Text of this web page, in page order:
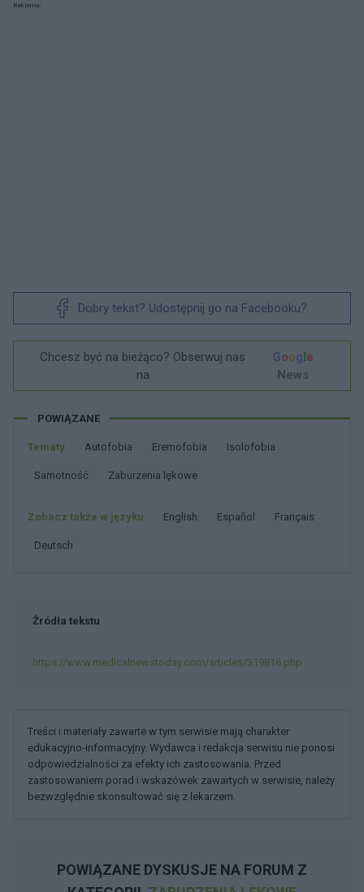
Reklama:
Dobry tekst? Udostępnij go na Facebooku?
Chcesz być na bieżąco? Obserwuj nas
na
Google
News
POWIĄZANE
Tematy Autofobia Eremofobia Isolofobia
Samotność Zaburzenia lękowe
Zobacz także w języku english español français
deutsch
Źródła tekstu
https://www.medicalnewstoday.com/articles/319816.php
Treści i materiały zawarte w tym serwisie mają charakter
edukacyjno-informacyjny. Wydawca i redakcja serwisu nie ponosi
odpowiedzialności za efekty ich zastosowania. Przed
zastosowaniem porad i wskazówek zawartych w serwisie, należy
bezwzględnie skonsultować się z lekarzem.
POWIĄZANE DYSKUSJE NA FORUM Z